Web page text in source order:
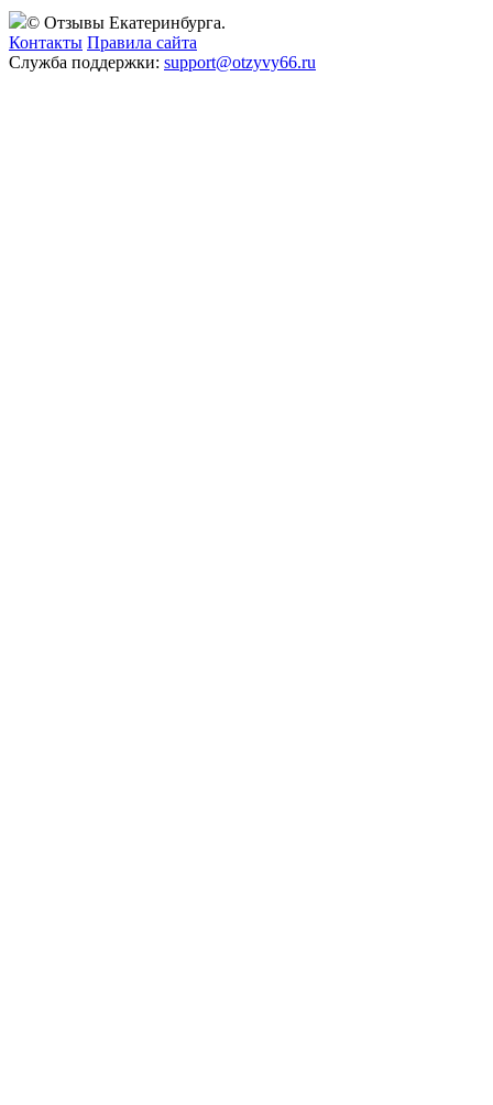
© Отзывы Екатеринбурга.
Контакты Правила сайта
Служба поддержки: support@otzyvy66.ru